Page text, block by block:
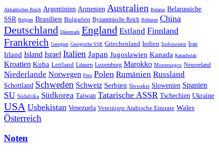
Akkadisches Reich Argentinien Armenien Australien Belarus Belarussiche
SSR Belgien Brasilien Bulgarien Byzantinische Reich Böhmen China
Deutschland Dänemark England Estland Finnland
Frankreich Georgien Georgische SSR Griechenland Indien Indonesien Iran
Irland Island Israel Italien Japan Jugoslawien Kanada Kasachstan
Kroatien Kuba Lettland Litauen Luxemburg Marokko Montenegro Neuseeland
Niederlande Norwegen Peru Polen Rumänien Russland
Schottland Schweden Schweiz Serbien Slowakei Slowenien Spanien
SU Südafrika Südkorea Taiwan Tatarische ASSR Tschechien Ukraine
USA Usbekistan Venezuela Vereinigte Arabische Emirate Wales
Österreich
Noten